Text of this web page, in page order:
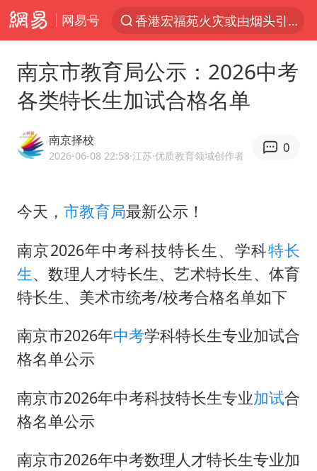
网易号
香港宏福苑火灾或由烟头引起
刘浩存百花奖开幕式红裙起舞
云南一地村民过火把节意外灼伤16人
用AI造出新病毒意味着什么
浙江最强风雨时段已锁定
美股创4月份以来最大单周涨幅
上半年国内居民出游人次34.63亿
泰国校园枪击事件已致8死30余伤
多所幼师院校开设养老专业
南京市教育局公示：2026中考
各类特长生加试合格名单
南京择校
2026-06-08 22:58·江苏·优质教育领域创作者
0
今天， 市教育局最新公示！
南京2026年中考科技特长生、学科特长
生、数理人才特长生、艺术特长生、体育
特长生、美术市统考/校考合格名单如下
南京市2026年中考学科特长生专业加试合
格名单公示
南京市2026年中考科技特长生专业加试合
格名单公示
南京市2026年中考数理人才特长生专业加